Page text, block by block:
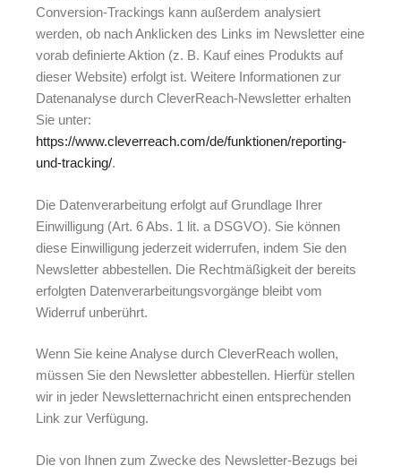
Conversion-Trackings kann außerdem analysiert
werden, ob nach Anklicken des Links im Newsletter eine
vorab definierte Aktion (z. B. Kauf eines Produkts auf
dieser Website) erfolgt ist. Weitere Informationen zur
Datenanalyse durch CleverReach-Newsletter erhalten
Sie unter:
https://www.cleverreach.com/de/funktionen/reporting-
und-tracking/.
Die Datenverarbeitung erfolgt auf Grundlage Ihrer
Einwilligung (Art. 6 Abs. 1 lit. a DSGVO). Sie können
diese Einwilligung jederzeit widerrufen, indem Sie den
Newsletter abbestellen. Die Rechtmäßigkeit der bereits
erfolgten Datenverarbeitungsvorgänge bleibt vom
Widerruf unberührt.
Wenn Sie keine Analyse durch CleverReach wollen,
müssen Sie den Newsletter abbestellen. Hierfür stellen
wir in jeder Newsletternachricht einen entsprechenden
Link zur Verfügung.
Die von Ihnen zum Zwecke des Newsletter-Bezugs bei